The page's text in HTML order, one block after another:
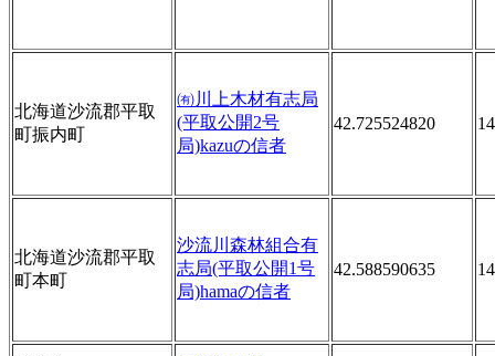
北海道沙流郡平取
町振内町
㈲川上木材有志局
(平取公開2号
局)kazuの信者
42.725524820
北海道沙流郡平取
町本町
沙流川森林組合有
志局(平取公開1号
局)hamaの信者
42.588590635